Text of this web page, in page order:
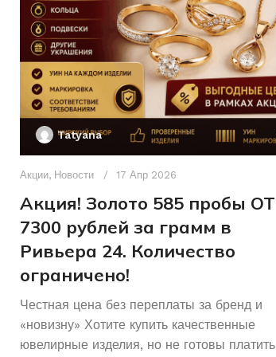
Tatyana
Акции, Новости 17 Апр 2026
Акция! Золото 585 пробы ОТ
7300 рублей за грамм в
Ривьера 24. Количество
ограничено!
Честная цена без переплаты за бренд и
«новизну» Хотите купить качественные
ювелирные изделия, но не готовы платить